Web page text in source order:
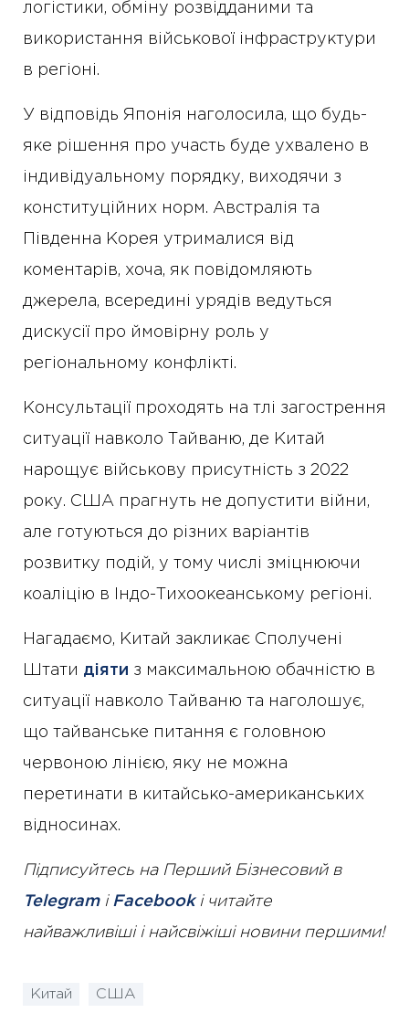
логістики, обміну розвідданими та
використання військової інфраструктури
в регіоні.
У відповідь Японія наголосила, що будь-
яке рішення про участь буде ухвалено в
індивідуальному порядку, виходячи з
конституційних норм. Австралія та
Південна Корея утрималися від
коментарів, хоча, як повідомляють
джерела, всередині урядів ведуться
дискусії про ймовірну роль у
регіональному конфлікті.
Консультації проходять на тлі загострення
ситуації навколо Тайваню, де Китай
нарощує військову присутність з 2022
року. США прагнуть не допустити війни,
але готуються до різних варіантів
розвитку подій, у тому числі зміцнюючи
коаліцію в Індо-Тихоокеанському регіоні.
Нагадаємо, Китай закликає Сполучені
Штати діяти з максимальною обачністю в
ситуації навколо Тайваню та наголошує,
що тайванське питання є головною
червоною лінією, яку не можна
перетинати в китайсько-американських
відносинах.
Підписуйтесь на Перший Бізнесовий в
Telegramі Facebookі читайте
найважливіші і найсвіжіші новини першими!
Китай США